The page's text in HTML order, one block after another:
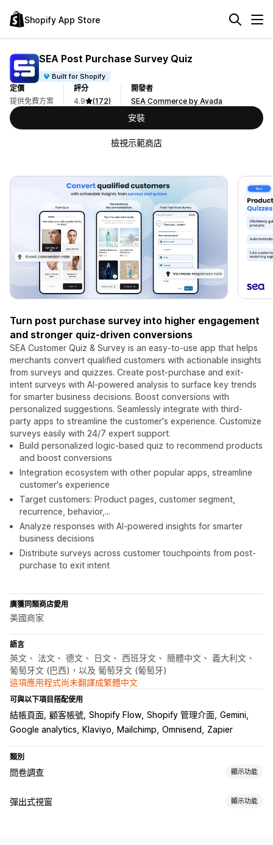
Shopify App Store
SEA Post Purchase Survey Quiz
Built for Shopify
定價
提供免費方案
評分
4.9
(172)
開發者
SEA Commerce by Avada
安裝
檢視示範商店
Turn post purchase survey into higher engagement
and stronger quiz-driven conversions
SEA Customer Quiz & Survey is an easy-to-use app that helps
merchants convert qualified customers with actionable insights
from surveys and quizzes. Create post-purchase and exit-
intent surveys with AI-powered analysis to surface key trends
for smarter business decisions. Boost conversions with
personalized suggestions. Seamlessly integrate with third-
party apps to streamline the customer's experience. Customize
surveys easily with 24/7 expert support.
Build personalized logic-based quiz to recommend products
and boost conversions
Integration ecosystem with other popular apps, streamline
customer's experience
Target customers: Product pages, customer segment,
recurrence, behavior,...
Analyze responses with AI-powered insights for smarter
business decisions
Distribute surveys across customer touchpoints from post-
purchase to exit intent
廣獲同類商店愛用
美國商家
語言
英文、 法文、 德文、 日文、 西班牙文、 簡體中文、 義大利文、
葡萄牙文 (巴西)，以及 葡萄牙文 (葡萄牙)
這項應用程式尚未翻譯成繁體中文
可與以下項目搭配使用
結帳頁面 顧客帳號 Shopify Flow Shopify 管理介面 Gemini
Google analytics
Klaviyo Mailchimp Omnisend Zapier
類別
問卷調查 顯示功能
表單自訂內容
彈出式視窗 顯示功能